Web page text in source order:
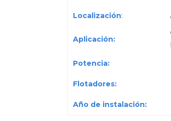
Localización:
Aplicación:
Potencia:
Flotadores:
Año de instalación: